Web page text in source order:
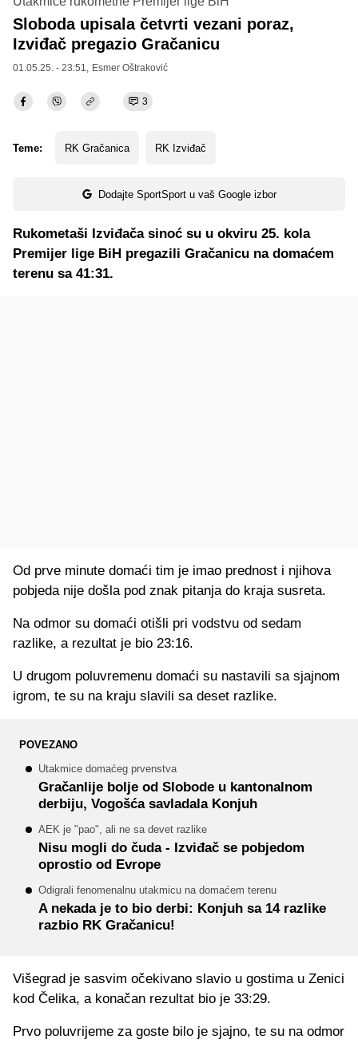
Sloboda upisala četvrti vezani poraz,
Izviđač pregazio Gračanicu
01.05.25. - 23:51, Esmer Oštraković
3
Teme: RK Gračanica RK Izviđač
Dodajte SportSport u vaš Google izbor
Rukometaši Izviđača sinoć su u okviru 25. kola
Premijer lige BiH pregazili Gračanicu na domaćem
terenu sa 41:31.
Od prve minute domaći tim je imao prednost i njihova
pobjeda nije došla pod znak pitanja do kraja susreta.
Na odmor su domaći otišli pri vodstvu od sedam
razlike, a rezultat je bio 23:16.
U drugom poluvremenu domaći su nastavili sa sjajnom
igrom, te su na kraju slavili sa deset razlike.
POVEZANO
Utakmice domaćeg prvenstva
Gračanlije bolje od Slobode u kantonalnom
derbiju, Vogošća savladala Konjuh
AEK je "pao", ali ne sa devet razlike
Nisu mogli do čuda - Izviđač se pobjedom
oprostio od Evrope
Odigrali fenomenalnu utakmicu na domaćem terenu
A nekada je to bio derbi: Konjuh sa 14 razlike
razbio RK Gračanicu!
Višegrad je sasvim očekivano slavio u gostima u Zenici
kod Čelika, a konačan rezultat bio je 33:29.
Prvo poluvrijeme za goste bilo je sjajno, te su na odmor